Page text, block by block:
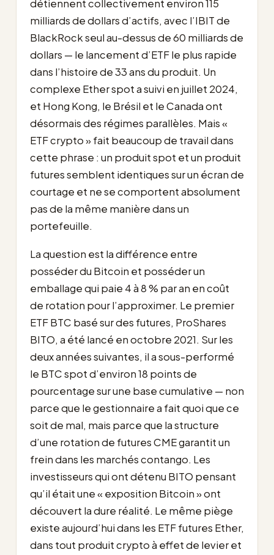
détiennent collectivement environ 115
milliards de dollars d’actifs, avec l’IBIT de
BlackRock seul au-dessus de 60 milliards de
dollars — le lancement d’ETF le plus rapide
dans l’histoire de 33 ans du produit. Un
complexe Ether spot a suivi en juillet 2024,
et Hong Kong, le Brésil et le Canada ont
désormais des régimes parallèles. Mais «
ETF crypto » fait beaucoup de travail dans
cette phrase : un produit spot et un produit
futures semblent identiques sur un écran de
courtage et ne se comportent absolument
pas de la même manière dans un
portefeuille.
La question est la différence entre
posséder du Bitcoin et posséder un
emballage qui paie 4 à 8 % par an en coût
de rotation pour l’approximer. Le premier
ETF BTC basé sur des futures, ProShares
BITO, a été lancé en octobre 2021. Sur les
deux années suivantes, il a sous-performé
le BTC spot d’environ 18 points de
pourcentage sur une base cumulative — non
parce que le gestionnaire a fait quoi que ce
soit de mal, mais parce que la structure
d’une rotation de futures CME garantit un
frein dans les marchés contango. Les
investisseurs qui ont détenu BITO pensant
qu’il était une « exposition Bitcoin » ont
découvert la dure réalité. Le même piège
existe aujourd’hui dans les ETF futures Ether,
dans tout produit crypto à effet de levier et